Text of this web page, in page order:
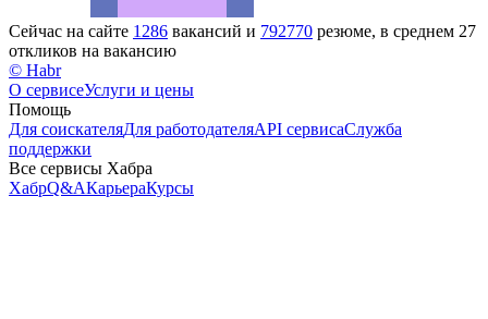
Сейчас на сайте 1286 вакансий и 792770 резюме, в среднем 27
откликов на вакансию
© Habr
О сервисеУслуги и цены
Помощь
Для соискателяДля работодателяAPI сервисаСлужба
поддержки
Все сервисы Хабра
ХабрQ&AКарьераКурсы